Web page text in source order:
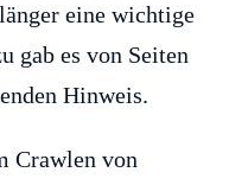
eine wichtige
gab es von Seiten
Hinweis.
Crawlen von